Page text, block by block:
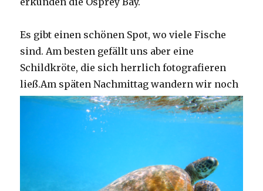
Es gibt einen schönen Spot, wo viele Fische
sind. Am besten gefällt uns aber eine
Schildkröte, die sich herrlich fotografieren
ließ.Am späten Nachmittag wandern wir noch